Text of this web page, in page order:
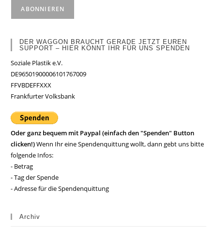
DER WAGGON BRAUCHT GERADE JETZT EUREN
SUPPORT – HIER KÖNNT IHR FÜR UNS SPENDEN
Soziale Plastik e.V.
DE96501900006101767009
FFVBDEFFXXX
Frankfurter Volksbank
Oder ganz bequem mit Paypal (einfach den "Spenden" Button
clicken!)Wenn Ihr eine Spendenquittung wollt, dann gebt uns bitte
folgende Infos:
- Betrag
- Tag der Spende
- Adresse für die Spendenquittung
Archiv